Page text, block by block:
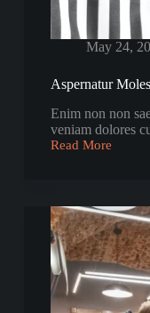
May 24,
Aspernatur
Enim non non
veniam dolores
Read More
Aspernatur